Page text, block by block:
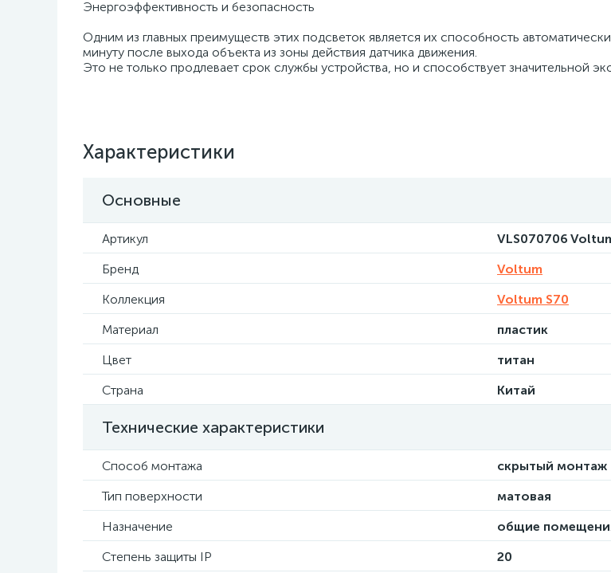
Энергоэффективность и безопасность
Одним из главных преимуществ этих подсветок является их способность
минуту после выхода объекта из зоны действия датчика движения.
Это не только продлевает срок службы устройства, но и способствует значительной
Характеристики
Основные
Артикул
VLS070706
Бренд
Voltum
Коллекция
Voltum S70
Материал
пластик
Цвет
титан
Страна
Китай
Технические характеристики
Способ монтажа
скрытый монтаж
Тип поверхности
матовая
Назначение
общие
Степень защиты IP
20